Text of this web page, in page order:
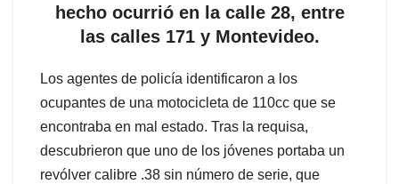
hecho ocurrió en la calle 28, entre
las calles 171 y Montevideo.
Los agentes de policía identificaron a los
ocupantes de una motocicleta de 110cc que se
encontraba en mal estado. Tras la requisa,
descubrieron que uno de los jóvenes portaba un
revólver calibre .38 sin número de serie, que